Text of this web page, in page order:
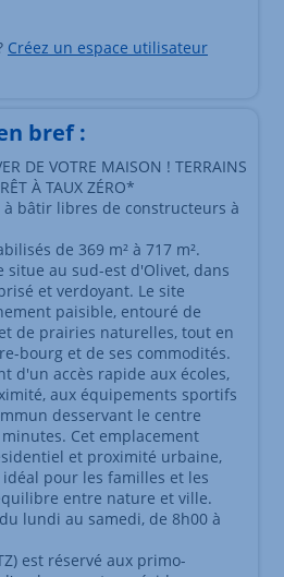
Créez un espace utilisateur
bref :
DE VOTRE MAISON ! TERRAINS
À TAUX ZÉRO*
bâtir libres de constructeurs à
de 369 m² à 717 m².
situe au sud-est d'Olivet, dans
et verdoyant. Le site
paisible, entouré de
de prairies naturelles, tout en
bourg et de ses commodités.
d'un accès rapide aux écoles,
aux équipements sportifs
desservant le centre
Cet emplacement
et proximité urbaine,
pour les familles et les
entre nature et ville.
lundi au samedi, de 8h00 à
est réservé aux primo-